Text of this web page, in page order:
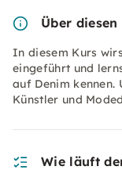
Über diesen
In diesem Kurs
eingeführt und
auf Denim kennen.
Künstler und
Wie läuft